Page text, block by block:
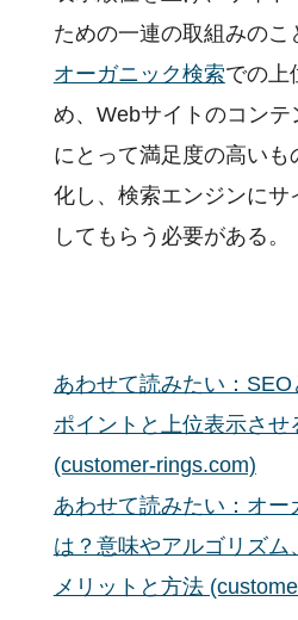
ための一連の取組みのこ
オーガニック検索での上
め、Webサイトのコン
にとって満足度の高いも
化し、検索エンジンにサ
してもらう必要がある。
あわせて読みたい：
ポイントと上位表示させ
(customer-rings.com)
あわせて読みたい：オー
は？意味やアルゴリズム
メリットと方法